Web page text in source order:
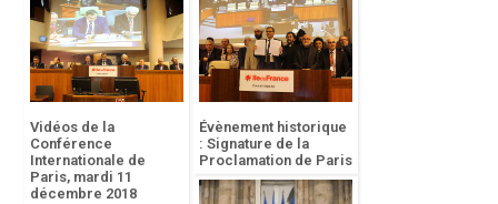
Vidéos de la
Conférence
Internationale de
Paris, mardi 11
décembre 2018
Évènement historique
: Signature de la
Proclamation de Paris